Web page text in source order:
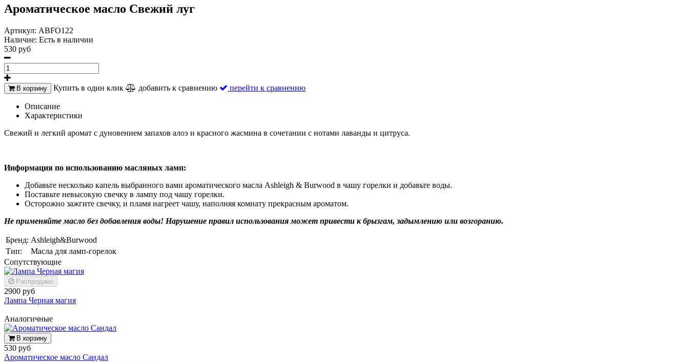
Ароматическое масло Свежий луг
Артикул: ABFO122
Наличие: Есть в наличии
530 руб
В корзину Купить в один клик добавить к сравнению перейти к сравнению
Описание
Характеристики
Свежий и легкий аромат с дуновением запахов алоэ и красного жасмина в сочетании с нотами лаванды и цитруса.
Информация по использованию масляных ламп:
Добавьте несколько капель выбранного вами ароматического масла Ashleigh & Burwood в чашу горелки и добавьте воды.
Поставьте невысокую свечку в лампу под чашу горелки.
Осторожно зажгите свечку, и пламя нагреет чашу, наполняя комнату прекрасным ароматом.
Не применяйте масло без добавления воды! Нарушение правил использования может привести к брызгам, задымлению или возгоранию.
Бренд: Ashleigh&Burwood
Тип:
Масла для ламп-горелок
Cопутствующие
Распродано
2900 руб
Лампа Черная магия
Аналогичные
В корзину
530 руб
Ароматическое масло Сандал